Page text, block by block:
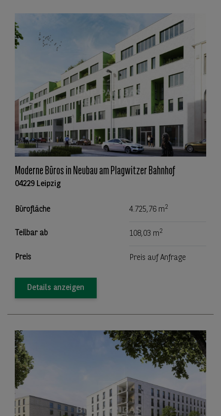
Moderne Büros in Neubau am Plagwitzer Bahnhof
04229 Leipzig
Bürofläche 4.725,76 m2
Teilbar ab 108,03 m2
Preis Preis auf Anfrage
Details anzeigen